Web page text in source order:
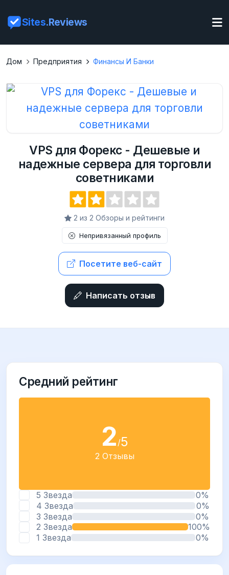
Sites.Reviews
Дом Предприятия Финансы И Банки
VPS для Форекс - Дешевые и
надежные сервера для торговли
советниками
2 из 2 Обзоры и рейтинги
Непривязанный профиль
Посетите веб-сайт
Написать отзыв
Средний рейтинг
2 /5
2 Отзывы
5 Звезда
0%
4 Звезда
0%
3 Звезда
0%
2 Звезда
100%
1 Звезда
0%